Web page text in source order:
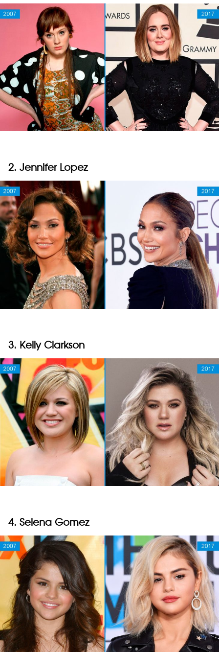
2. Jennifer Lopez
3. Kelly Clarkson
4. Selena Gomez